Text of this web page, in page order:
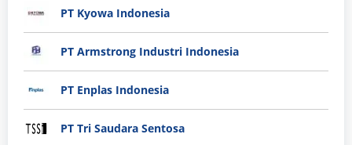
PT Kyowa Indonesia
PT Armstrong Industri Indonesia
PT Enplas Indonesia
PT Tri Saudara Sentosa